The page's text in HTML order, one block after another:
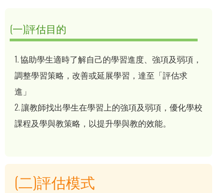
(一)評估目的
1. 協助學生適時了解自己的學習進度、強項及弱項，
調整學習策略，改善或延展學習，達至「評估求
進」
2. 讓教師找出學生在學習上的強項及弱項，優化學校
課程及學與教策略，以提升學與教的效能。
(二)評估模式